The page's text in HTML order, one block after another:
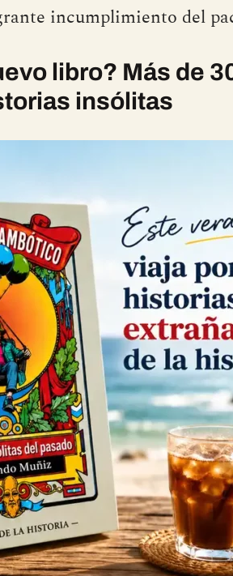
incumplimiento del
libro? Más de
insólitas